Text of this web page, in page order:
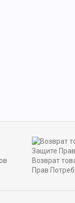
Возврат
Прав